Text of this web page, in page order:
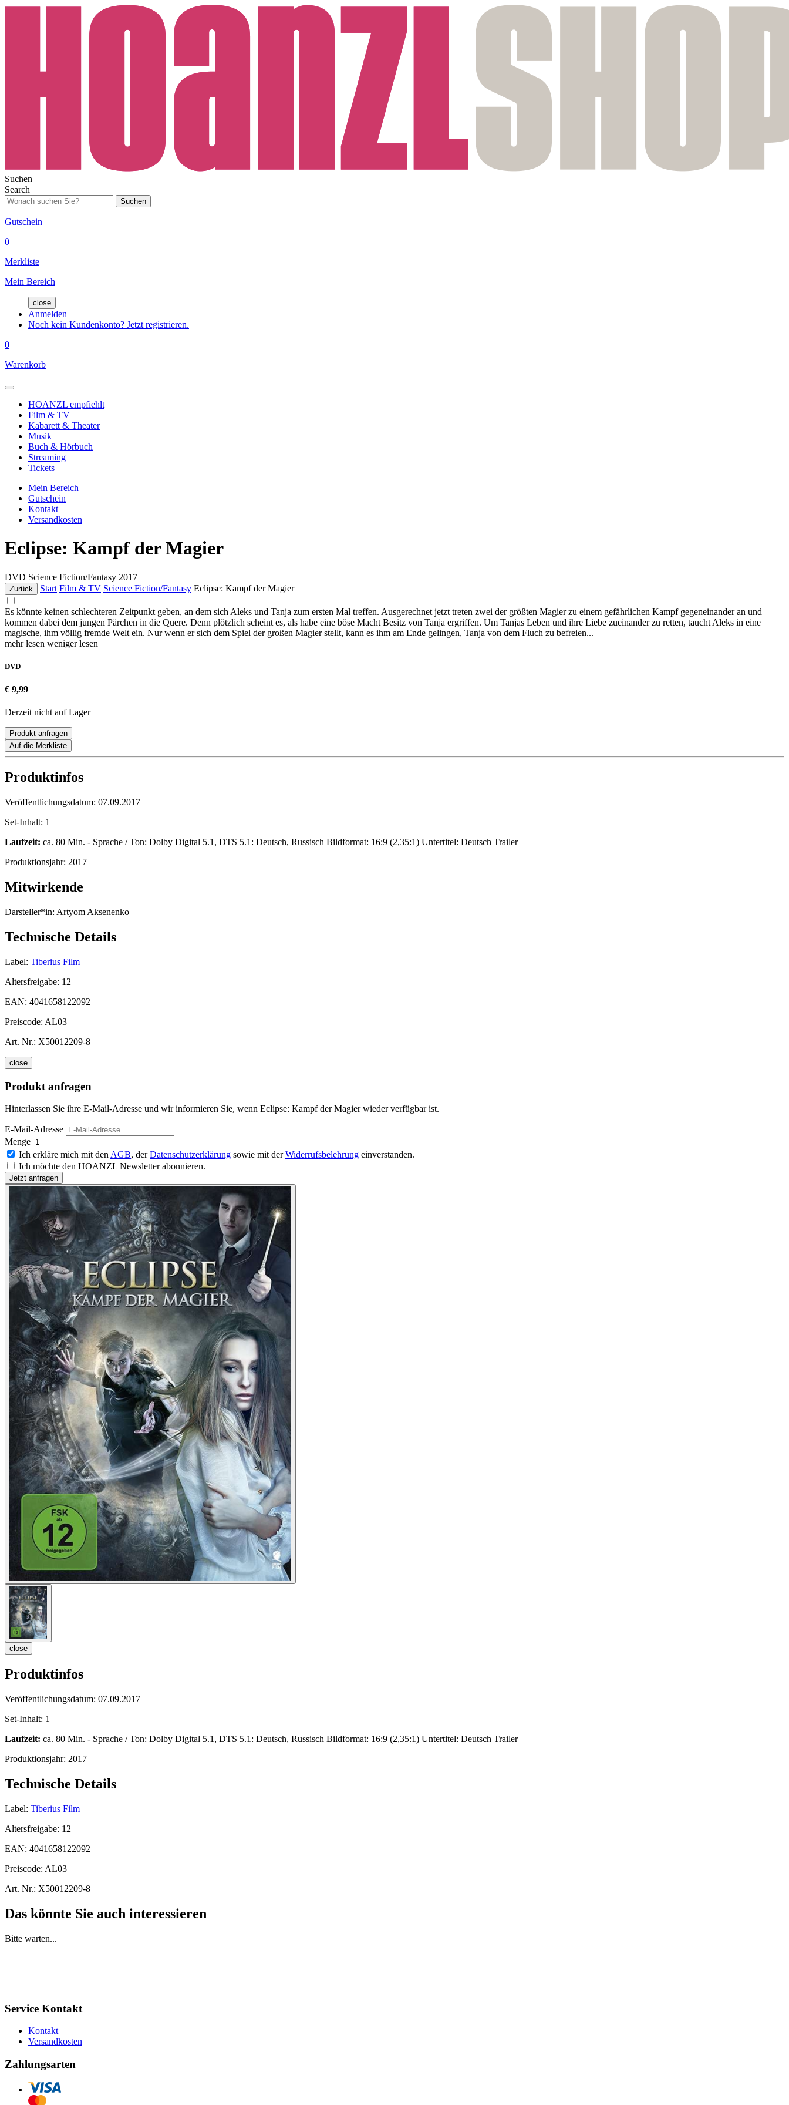
Suchen
Search
Suchen
Gutschein
0
Merkliste
Mein Bereich
close
Anmelden
Noch kein Kundenkonto? Jetzt registrieren.
0
Warenkorb
HOANZL empfiehlt
Film & TV
Kabarett & Theater
Musik
Buch & Hörbuch
Streaming
Tickets
Mein Bereich
Gutschein
Kontakt
Versandkosten
Eclipse: Kampf der Magier
DVD Science Fiction/Fantasy 2017
Zurück Start Film & TV Science Fiction/Fantasy Eclipse: Kampf der Magier
Es könnte keinen schlechteren Zeitpunkt geben, an dem sich Aleks und Tanja zum ersten Mal treffen. Ausgerechnet jetzt treten zwei der größten Magier zu einem gefährlichen Kampf gegeneinander an und
kommen dabei dem jungen Pärchen in die Quere. Denn plötzlich scheint es, als habe eine böse Macht Besitz von Tanja ergriffen. Um Tanjas Leben und ihre Liebe zueinander zu retten, taucht Aleks in eine
magische, ihm völlig fremde Welt ein. Nur wenn er sich dem Spiel der großen Magier stellt, kann es ihm am Ende gelingen, Tanja von dem Fluch zu befreien...
mehr lesen weniger lesen
DVD
€ 9,99
Derzeit nicht auf Lager
Produkt anfragen
Auf die Merkliste
Produktinfos
Veröffentlichungsdatum: 07.09.2017
Set-Inhalt: 1
Laufzeit: ca. 80 Min. - Sprache / Ton: Dolby Digital 5.1, DTS 5.1: Deutsch, Russisch Bildformat: 16:9 (2,35:1) Untertitel: Deutsch Trailer
Produktionsjahr: 2017
Mitwirkende
Darsteller*in: Artyom Aksenenko
Technische Details
Label: Tiberius Film
Altersfreigabe: 12
EAN: 4041658122092
Preiscode: AL03
Art. Nr.: X50012209-8
close
Produkt anfragen
Hinterlassen Sie ihre E-Mail-Adresse und wir informieren Sie, wenn Eclipse: Kampf der Magier wieder verfügbar ist.
E-Mail-Adresse
Menge
Ich erkläre mich mit den AGB, derDatenschutzerklärung sowie mit derWiderrufsbelehrung einverstanden.
Ich möchte den HOANZL Newsletter abonnieren.
close
Produktinfos
Veröffentlichungsdatum: 07.09.2017
Set-Inhalt: 1
Laufzeit: ca. 80 Min. - Sprache / Ton: Dolby Digital 5.1, DTS 5.1: Deutsch, Russisch Bildformat: 16:9 (2,35:1) Untertitel: Deutsch Trailer
Produktionsjahr: 2017
Technische Details
Label: Tiberius Film
Altersfreigabe: 12
EAN: 4041658122092
Preiscode: AL03
Art. Nr.: X50012209-8
Das könnte Sie auch interessieren
Bitte warten...
Service Kontakt
Kontakt
Versandkosten
Zahlungsarten